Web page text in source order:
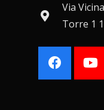
Via
Torre 1